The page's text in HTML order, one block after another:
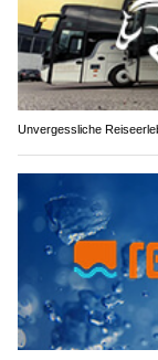
Unvergessliche